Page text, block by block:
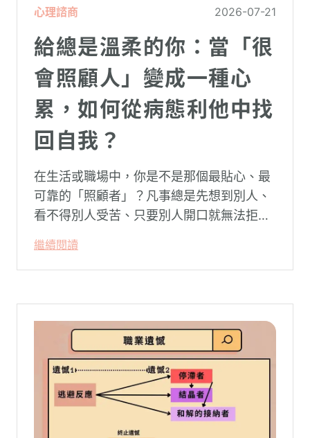
心理諮商 2026-07-21
給總是溫柔的你：當「很
會照顧人」變成一種心
累，如何從病態利他中找
回自我？
在生活或職場中，你是不是那個最貼心、最
可靠的「照顧者」？凡事總是先想到別人、
看不得別人受苦、只要別人開口就無法拒
常在夜深人靜時讓你感到莫名的心累與空
虛。
繼續閱讀